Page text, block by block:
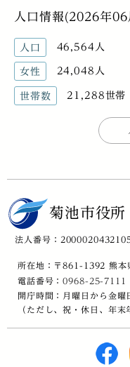
人口情報(2026年
人口 46,564人
女性 24,048人
世帯数 21,288世帯
菊池市役所
法人番号：
所在地：〒861-1392 熊本
電話番号：0968-25-7111
開庁時間：月曜日から金曜
（ただし、祝・休日、年